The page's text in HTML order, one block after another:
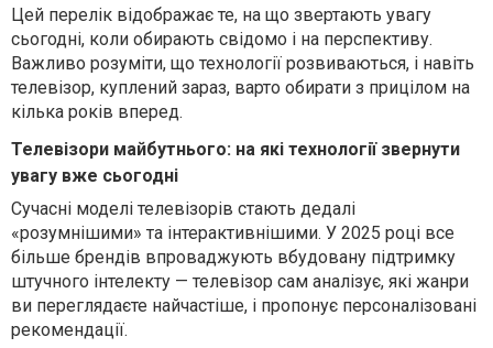
Цей перелік відображає те, на що звертають увагу
сьогодні, коли обирають свідомо і на перспективу.
Важливо розуміти, що технології розвиваються, і навіть
телевізор, куплений зараз, варто обирати з прицілом на
кілька років вперед.
Телевізори майбутнього: на які технології звернути
увагу вже сьогодні
Сучасні моделі телевізорів стають дедалі
«розумнішими» та інтерактивнішими. У 2025 році все
більше брендів впроваджують вбудовану підтримку
штучного інтелекту — телевізор сам аналізує, які жанри
ви переглядаєте найчастіше, і пропонує персоналізовані
рекомендації.